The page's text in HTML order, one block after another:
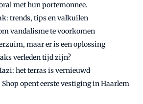
met hun portemonnee.
trends, tips en valkuilen
vandalisme te voorkomen
maar er is een oplossing
verleden tijd zijn?
het terras is vernieuwd
opent eerste vestiging in Haarlem